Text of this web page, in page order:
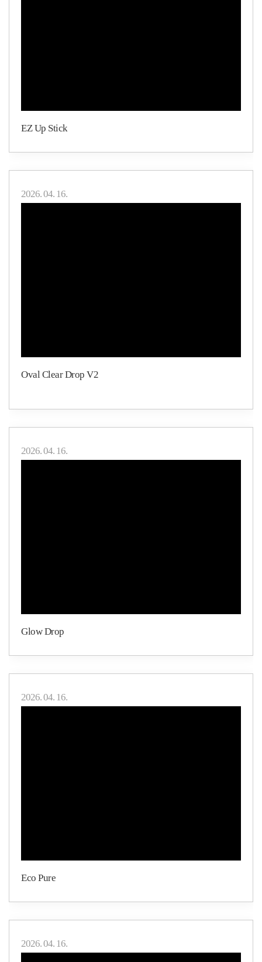
EZ Up Stick
2026. 04. 16.
Oval Clear Drop V2
2026. 04. 16.
Glow Drop
2026. 04. 16.
Eco Pure
2026. 04. 16.